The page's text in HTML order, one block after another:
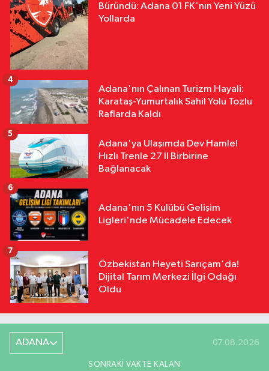
Büründü: Adana 01 FK'nın Yeni Yüzü
Yollarda
Adana'nın Çalınan Turizm Hayali:
Karataş-Yumurtalık Sahil Yolu Tozlu
Raflarda Kaldı
4
Adana'ya Ulaşımda Dev Hamle!
Hızlı Trenle 27 İl Birbirine
Bağlanacak
5
Adana'nın 5 Kulübü Gelişim
Ligleri'nde Mücadele Edecek
6
Özbekistan Heyeti Sarıçam'da!
Dijital Tarım Merkezi İlgi Odağı
Oldu
7
ADANA 07.08.2026
SONRAKI VAKTE KALAN